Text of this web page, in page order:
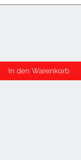
In den Warenkorb